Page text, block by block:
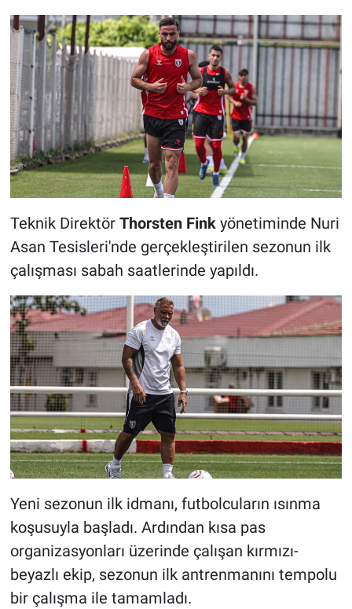
Teknik Direktör Thorsten Finkyönetiminde Nuri
Asan Tesisleri'nde gerçekleştirilen sezonun ilk
çalışması sabah saatlerinde yapıldı.
Yeni sezonun ilk idmanı, futbolcuların ısınma
koşusuyla başladı. Ardından kısa pas
organizasyonları üzerinde çalışan kırmızı-
beyazlı ekip, sezonun ilk antrenmanını tempolu
bir çalışma ile tamamladı.